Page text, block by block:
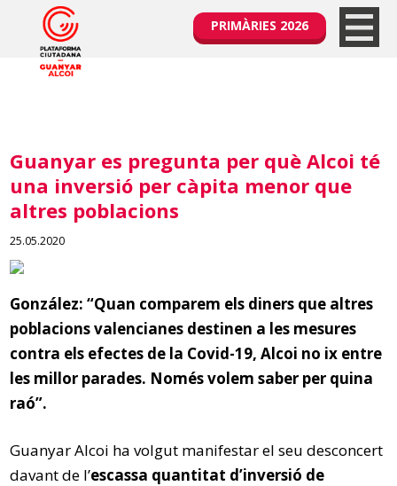
PRIMÀRIES 2026
Guanyar es pregunta per què Alcoi té
una inversió per càpita menor que
altres poblacions
25.05.2020
González: “Quan comparem els diners que altres
poblacions valencianes destinen a les mesures
contra els efectes de la Covid-19, Alcoi no ix entre
les millor parades. Només volem saber per quina
raó”.
Guanyar Alcoi ha volgut manifestar el seu desconcert
davant de l’escassa quantitat d’inversió de